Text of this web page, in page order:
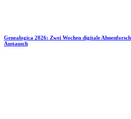
Genealogica 2026: Zwei Wochen digitale
Austausch